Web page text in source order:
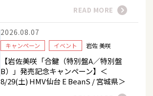
READ MORE
2026.08.07
キャンペーン イベント 岩佐 美咲
【岩佐美咲「合鍵（特別盤A／特別盤
B）」発売記念キャンペーン】＜
8/29(土) HMV仙台 E BeanS / 宮城県＞